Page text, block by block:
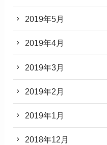
2019年5月
2019年4月
2019年3月
2019年2月
2019年1月
2018年12月